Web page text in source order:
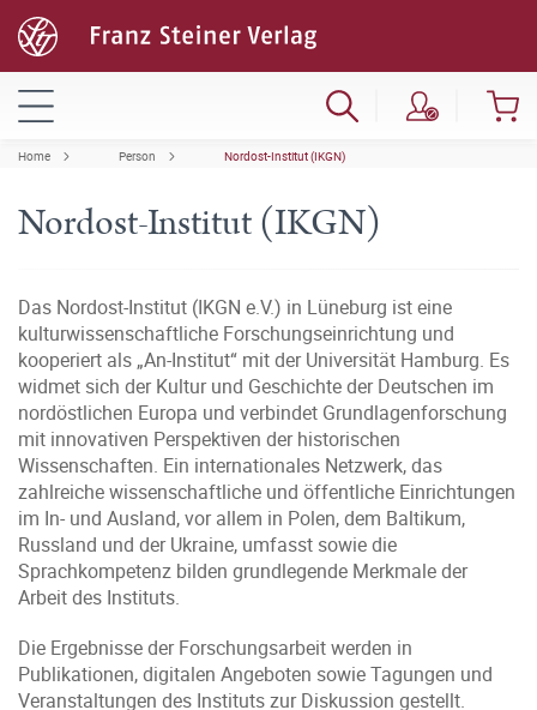
Home Person Nordost-Institut (IKGN)
Nordost-Institut (IKGN)
Das Nordost-Institut (IKGN e.V.) in Lüneburg ist eine
kulturwissenschaftliche Forschungseinrichtung und
kooperiert als „An-Institut“ mit der Universität Hamburg. Es
widmet sich der Kultur und Geschichte der Deutschen im
nordöstlichen Europa und verbindet Grundlagenforschung
mit innovativen Perspektiven der historischen
Wissenschaften. Ein internationales Netzwerk, das
zahlreiche wissenschaftliche und öffentliche Einrichtungen
im In- und Ausland, vor allem in Polen, dem Baltikum,
Russland und der Ukraine, umfasst sowie die
Sprachkompetenz bilden grundlegende Merkmale der
Arbeit des Instituts.
Die Ergebnisse der Forschungsarbeit werden in
Publikationen, digitalen Angeboten sowie Tagungen und
Veranstaltungen des Instituts zur Diskussion gestellt.